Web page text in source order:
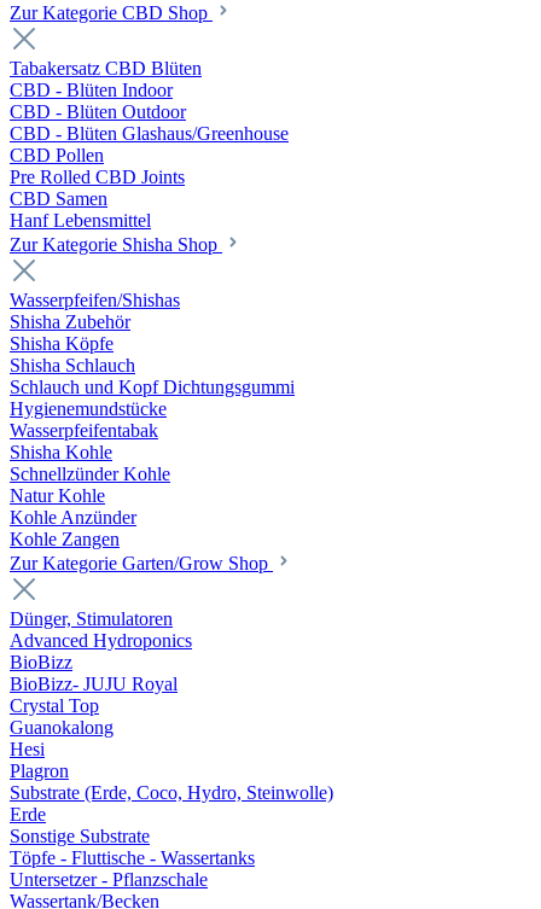
Zur Kategorie CBD Shop
Tabakersatz CBD Blüten
CBD - Blüten Indoor
CBD - Blüten Outdoor
CBD - Blüten Glashaus/Greenhouse
CBD Pollen
Pre Rolled CBD Joints
CBD Samen
Hanf Lebensmittel
Zur Kategorie Shisha Shop
Wasserpfeifen/Shishas
Shisha Zubehör
Shisha Köpfe
Shisha Schlauch
Schlauch und Kopf Dichtungsgummi
Hygienemundstücke
Wasserpfeifentabak
Shisha Kohle
Schnellzünder Kohle
Natur Kohle
Kohle Anzünder
Kohle Zangen
Zur Kategorie Garten/Grow Shop
Dünger, Stimulatoren
Advanced Hydroponics
BioBizz
BioBizz- JUJU Royal
Crystal Top
Guanokalong
Hesi
Plagron
Substrate (Erde, Coco, Hydro, Steinwolle)
Erde
Sonstige Substrate
Töpfe - Fluttische - Wassertanks
Untersetzer - Pflanzschale
Wassertank/Becken